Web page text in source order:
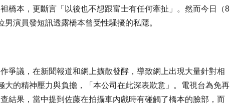
橋本，更斷言「以後也不想跟富士有任何牽扯」。然而今日（8
演員發短訊透露橋本曾受性騷擾的私隱。
爭議，在新聞報道和網上擴散發酵，導致網上出現大量針對相
的精神壓力與負擔，「本公司在此深表歉意」。電視台為免再
結果，當中提到佐藤在拍攝車內戲時有碰觸了橋本的臉部，而